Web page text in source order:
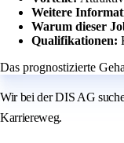
Weitere
Warum dieser
Qualifikationen:
Das prognostizierte
Wir bei der DIS AG
Karriereweg.